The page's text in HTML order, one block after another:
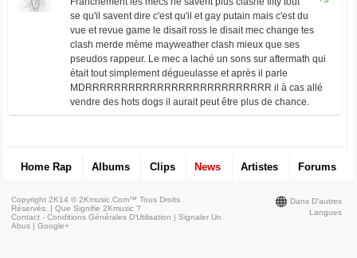
se qu'il savent dire c'est qu'il et gay putain mais c'est du
vue et revue game le disait ross le disait mec change tes
clash merde mème mayweather clash mieux que ses
pseudos rappeur. Le mec a laché un sons sur aftermath qui
était tout simplement dégueulasse et après il parle
MDRRRRRRRRRRRRRRRRRRRRRRRRRR il à cas allé
vendre des hots dogs il aurait peut être plus de chance.
Home Rap Albums Clips News Artistes Forums
Dans D'autres
Langues
Copyright 2K14 © 2Kmusic.com™Tous Droits
Réservés . |Que Signifie 2Kmusic ?
Contact - Conditions Générales D'Utilisation |Signaler Un
Abus |Google+